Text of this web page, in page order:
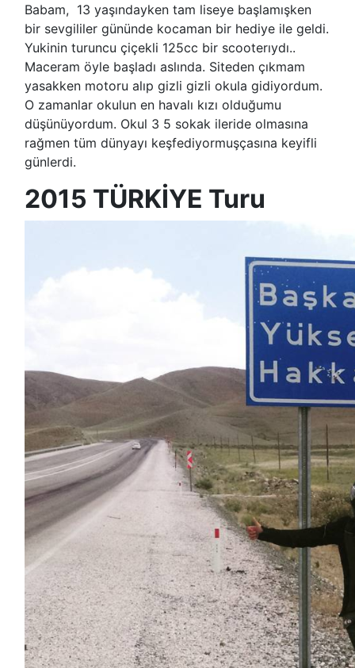
Babam, 13 yaşındayken tam liseye başlamışken
bir sevgililer gününde kocaman bir hediye ile geldi.
Yukinin turuncu çiçekli 125cc bir scooterıydı..
Maceram öyle başladı aslında. Siteden çıkmam
yasakken motoru alıp gizli gizli okula gidiyordum.
O zamanlar okulun en havalı kızı olduğumu
düşünüyordum. Okul 3 5 sokak ileride olmasına
rağmen tüm dünyayı keşfediyormuşçasına keyifli
günlerdi.
2015 TÜRKİYE Turu